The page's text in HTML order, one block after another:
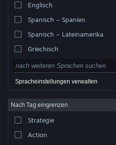
© Valve Corporation. Alle Rechte vorbehalten. Alle
USA und anderen Ländern.
Rechtliches
Barrierefreiheit
Nutzungsvertrag
Englisch
Spanisch – Spanien
Spanisch – Lateinamerika
Griechisch
Spracheinstellungen verwalten
Nach Tag eingrenzen
Strategie
Action